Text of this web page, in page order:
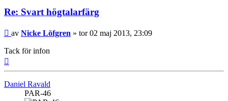
Re: Svart högtalarfärg
Inlägg
av Nicke Löfgren » tor 02 maj 2013, 23:09
Tack för infon
Daniel Ravald
PAR-46